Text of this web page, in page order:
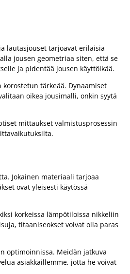
lautasjouset tarjoavat erilaisia
jousen geometriaa siten, että se
ja pidentää jousen käyttöikää.
tärkeää. Dynaamiset
oikea jousimalli, onkin syytä
mittaukset valmistusprosessin
Jokainen materiaali tarjoaa
ovat yleisesti käytössä
korkeissa lämpötiloissa nikkeliin
titaaniseokset voivat olla paras
optimoinnissa. Meidän jatkuva
asiakkaillemme, jotta he voivat